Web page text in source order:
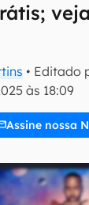
• Editado
às 18:09
Assine nossa
li, aceito e
de Privacidade